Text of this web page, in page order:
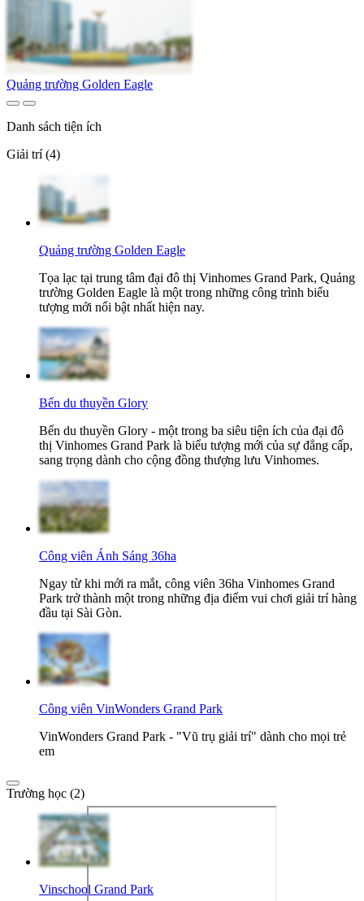
Quảng trường Golden Eagle
Danh sách tiện ích
Giải trí (4)
Quảng trường Golden Eagle
Tọa lạc tại trung tâm đại đô thị Vinhomes Grand Park, Quảng
trường Golden Eagle là một trong những công trình biểu
tượng mới nổi bật nhất hiện nay.
Bến du thuyền Glory
Bến du thuyền Glory - một trong ba siêu tiện ích của đại đô
thị Vinhomes Grand Park là biểu tượng mới của sự đẳng cấp,
sang trọng dành cho cộng đồng thượng lưu Vinhomes.
Công viên Ánh Sáng 36ha
Ngay từ khi mới ra mắt, công viên 36ha Vinhomes Grand
Park trở thành một trong những địa điểm vui chơi giải trí hàng
đầu tại Sài Gòn.
Công viên VinWonders Grand Park
VinWonders Grand Park - "Vũ trụ giải trí" dành cho mọi trẻ
em
Trường học (2)
Vinschool Grand Park